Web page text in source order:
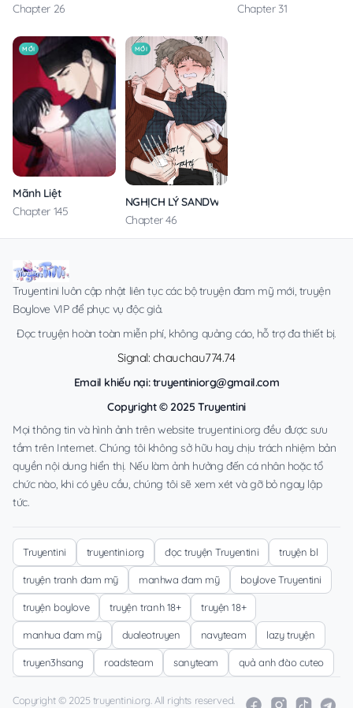
Chapter 26
Chapter 31
MỚI
Mãnh Liệt
Chapter 145
MỚI
NGHỊCH LÝ SANDWICH
Chapter 46
Truyentini luôn cập nhật liên tục các bộ truyện đam mỹ mới, truyện
Boylove VIP để phục vụ độc giả.
Đọc truyện hoàn toàn miễn phí, không quảng cáo, hỗ trợ đa thiết bị.
Signal: chauchau774.74
Email khiếu nại:truyentiniorg@gmail.com
Copyright © 2025 Truyentini
Mọi thông tin và hình ảnh trên website truyentini.org đều được sưu
tầm trên Internet. Chúng tôi không sở hữu hay chịu trách nhiệm bản
quyền nội dung hiển thị. Nếu làm ảnh hưởng đến cá nhân hoặc tổ
chức nào, khi có yêu cầu, chúng tôi sẽ xem xét và gỡ bỏ ngay lập
tức.
Truyentini truyentini.org đọc truyện Truyentini truyện bl
truyện tranh đam mỹ manhwa đam mỹ boylove Truyentini
truyện boylove truyện tranh 18+ truyện 18+
manhua đam mỹ dualeotruyen navyteam lazy truyện
truyen3hsang roadsteam sanyteam quả anh đào cuteo
Copyright © 2025 truyentini.org. All rights reserved.